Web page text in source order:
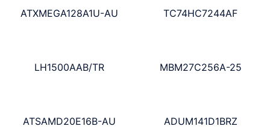
ATXMEGA128A1U-AU TC74HC7244AF
LH1500AAB/TR MBM27C256A-25
ATSAMD20E16B-AU ADUM141D1BRZ